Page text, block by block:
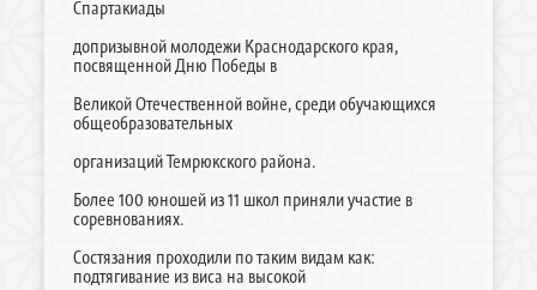
Спартакиады
допризывной молодежи Краснодарского края,
посвященной Дню Победы в
Великой Отечественной войне, среди обучающихся
общеобразовательных
организаций Темрюкского района.
Более 100 юношей из 11 школ приняли участие в
соревнованиях.
Состязания проходили по таким видам как:
подтягивание из виса на высокой